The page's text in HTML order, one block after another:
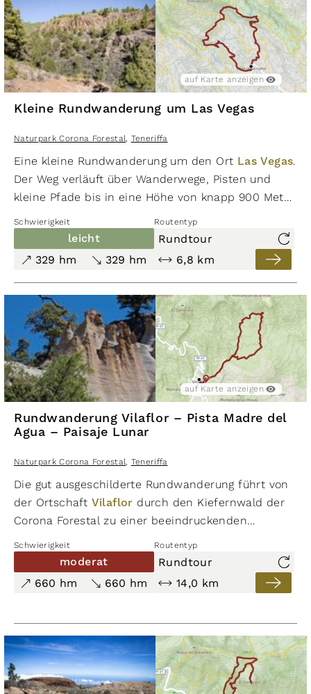
Richtung begangen werden. Der Barranco de
Tágara de Guía ist als anspruchsvoll zu werten.
Trittsicherheit und Schwindelfreiheit sind für die
Durchschreitung des Barranco de Tágara de Guía
und des Barranco El Sauce erforderlich.
auf Karte anzeigen
Kleine Rundwanderung um Las Vegas
Naturpark Corona Forestal, Teneriffa
Eine kleine Rundwanderung um den Ort Las Vegas.
Der Weg verläuft über Wanderwege, Pisten und
kleine Pfade bis in eine Höhe von knapp 900 Meter.
Ungfähr 330 Höhenmeter stehen im Auf- und
Abstieg auf einer Strecke von ca. 6,8 km an.
Die kurzen Auf- und Abstiege durch die Barrancos
bieten eine abwechslungsreiche Tour. Die
angenehmen Wege sind gut beschildert und
markiert. Die Wanderung führt durch Schluchten,
alte Kulturlandschaften mit Höhlenhäusern und
überquert mehrmals alte steinerne Wasserkanäle
Schwierigkeit Routentyp
leicht
Rundtour
329 hm
329 hm 6,8 km
auf Karte anzeigen
Rundwanderung Vilaflor – Pista Madre del
Agua – Paisaje Lunar
Naturpark Corona Forestal, Teneriffa
Die gut ausgeschilderte Rundwanderung führt von
der Ortschaft Vilaflor durch den Kiefernwald der
Corona Forestal zu einer be­ein­druckenden
Naturlandschaft aus Asche- und Bimsstein.
Schwierigkeit Routentyp
moderat
Rundtour
660 hm
660 hm 14,0 km